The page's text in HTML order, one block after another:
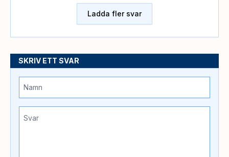
Ladda fler svar
SKRIV ETT SVAR